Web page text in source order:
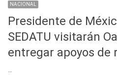
NACIONAL
Presidente de
SEDATU visitarán
entregar apoyos de